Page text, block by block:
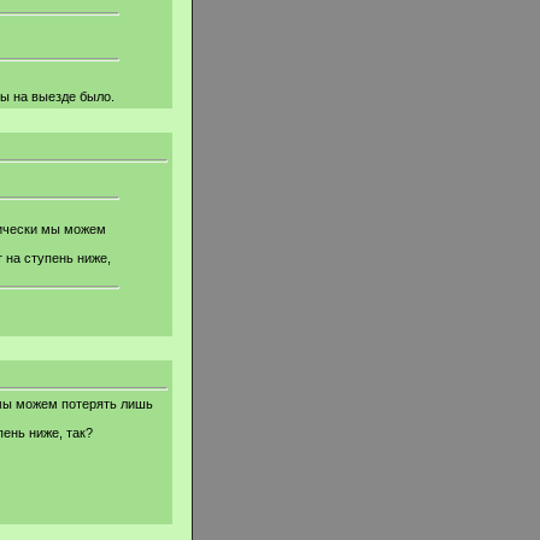
на выезде было.
мы можем
ступень ниже,
можем потерять лишь
ниже, так?